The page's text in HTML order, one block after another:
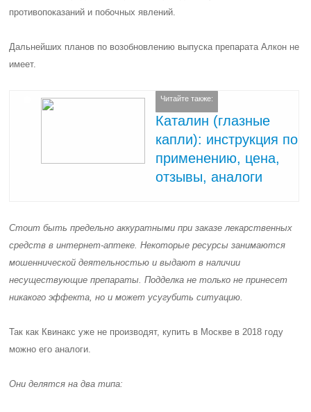
противопоказаний и побочных явлений.
Дальнейших планов по возобновлению выпуска препарата Алкон не
имеет.
Читайте также:
Каталин (глазные
капли): инструкция по
применению, цена,
отзывы, аналоги
Стоит быть предельно аккуратными при заказе лекарственных
средствв интернет-аптеке. Некоторые ресурсы занимаются
мошеннической деятельностью и выдают в наличии
несуществующие препараты. Подделка не только не принесет
никакого эффекта, но и может усугубить ситуацию.
Так как Квинакс уже не производят, купить в Москве в 2018 году
можно его аналоги.
Они делятся на два типа: